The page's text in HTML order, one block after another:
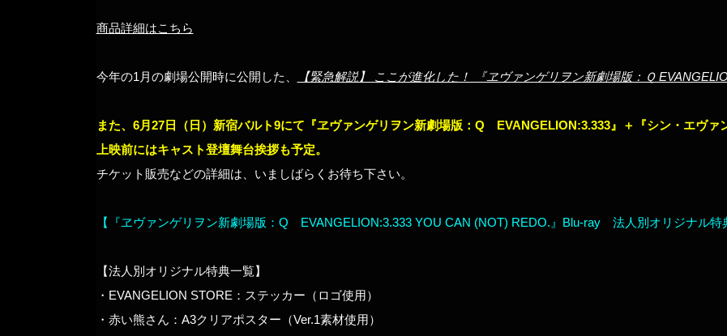
商品詳細はこちら
今年の1月の劇場公開時に公開した、 【緊急解説】 ここが進化した！ 『ヱヴァンゲリヲン新劇場版：Ｑ
また、6月27日（日）新宿バルト9にて『ヱヴァンゲリヲン新劇場版：Q EVANGELION:3.333』＋『シン・エヴァ
上映前にはキャスト登壇舞台挨拶も予定。
チケット販売などの詳細は、いましばらくお待ち下さい。
【『ヱヴァンゲリヲン新劇場版：Q EVANGELION:3.333 YOU CAN (NOT) REDO.』Blu-ray 法人別オリジナル特
【法人別オリジナル特典一覧】
・EVANGELION STORE：ステッカー（ロゴ使用）
・赤い熊さん：A3クリアポスター（Ver.1素材使用）